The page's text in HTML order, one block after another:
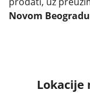
Novom Beogradu